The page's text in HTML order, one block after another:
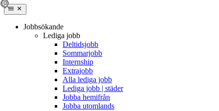
Jobbsökande
Lediga jobb
Deltidsjobb
Sommarjobb
Internship
Extrajobb
Alla lediga jobb
Lediga jobb | städer
Jobba hemifrån
Jobba utomlands